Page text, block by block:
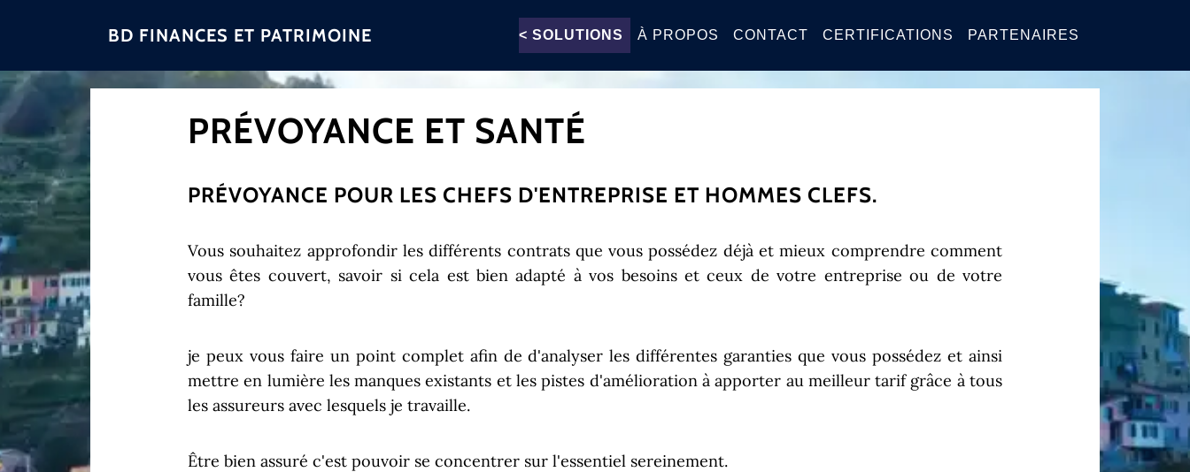
BD FINANCES ET PATRIMOINE < SOLUTIONS À PROPOS CONTACT CERTIFICATIONS PARTENAIRES
PRÉVOYANCE ET SANTÉ
PRÉVOYANCE POUR LES CHEFS D'ENTREPRISE ET HOMMES CLEFS.
Vous souhaitez approfondir les différents contrats que vous possédez déjà et mieux comprendre comment
vous êtes couvert, savoir si cela est bien adapté à vos besoins et ceux de votre entreprise ou de votre
famille?
je peux vous faire un point complet afin de d'analyser les différentes garanties que vous possédez et ainsi
mettre en lumière les manques existants et les pistes d'amélioration à apporter au meilleur tarif grâce à tous
les assureurs avec lesquels je travaille.
Être bien assuré c'est pouvoir se concentrer sur l'essentiel sereinement.